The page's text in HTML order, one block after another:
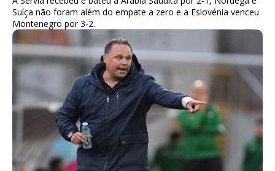
Suíça não foram além do empate a zero e a Eslovénia venceu
Montenegro por 3-2.